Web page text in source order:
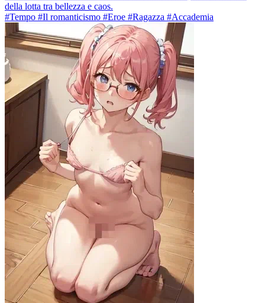
della lotta tra bellezza e caos.
#Tempo #Il romanticismo #Eroe #Ragazza #Accademia